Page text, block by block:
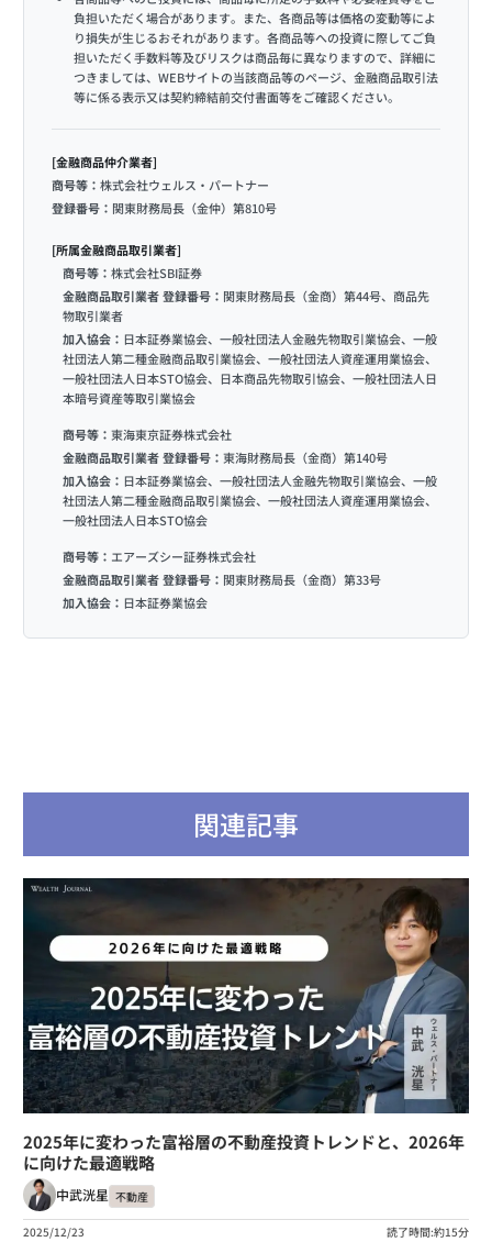
負担いただく場合があります。また、各商品等は価格の変動等によ
り損失が生じるおそれがあります。各商品等への投資に際してご負
担いただく手数料等及びリスクは商品毎に異なりますので、詳細に
つきましては、WEBサイトの当該商品等のページ、金融商品取引法
等に係る表示又は契約締結前交付書面等をご確認ください。
[金融商品仲介業者]
商号等： 株式会社ウェルス・パートナー
登録番号： 関東財務局長（金仲）第810号
[所属金融商品取引業者]
商号等： 株式会社SBI証券
金融商品取引業者 登録番号： 関東財務局長（金商）第44号、商品先
物取引業者
加入協会： 日本証券業協会、一般社団法人金融先物取引業協会、一般
社団法人第二種金融商品取引業協会、一般社団法人資産運用業協会、
一般社団法人日本STO協会、日本商品先物取引協会、一般社団法人日
本暗号資産等取引業協会
商号等： 東海東京証券株式会社
金融商品取引業者 登録番号： 東海財務局長（金商）第140号
加入協会： 日本証券業協会、一般社団法人金融先物取引業協会、一般
社団法人第二種金融商品取引業協会、一般社団法人資産運用業協会、
一般社団法人日本STO協会
商号等： エアーズシー証券株式会社
金融商品取引業者 登録番号： 関東財務局長（金商）第33号
加入協会： 日本証券業協会
関連記事
2025年に変わった富裕層の不動産投資トレンドと、2026年
に向けた最適戦略
中武洸星 不動産
2025/12/23 読了時間:約15分